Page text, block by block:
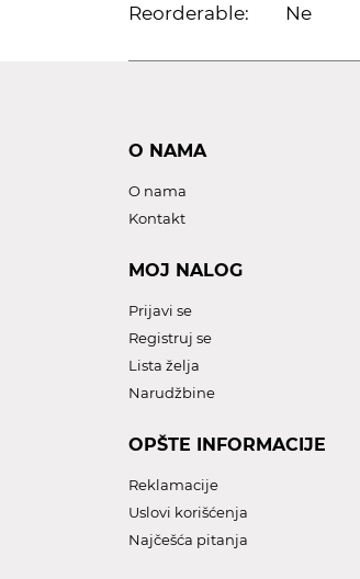
Reorderable:
Ne
O NAMA
O nama
Kontakt
MOJ NALOG
Prijavi se
Registruj se
Lista želja
Narudžbine
OPŠTE INFORMACIJE
Reklamacije
Uslovi korišćenja
Najčešća pitanja